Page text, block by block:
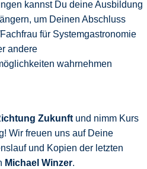
kannst Du deine Ausbildung
um Deinen Abschluss
für Systemgastronomie
andere
wahrnehmen
Zukunft und nimm Kurs
Wir freuen uns auf Deine
und Kopien der letzten
Michael Winzer.